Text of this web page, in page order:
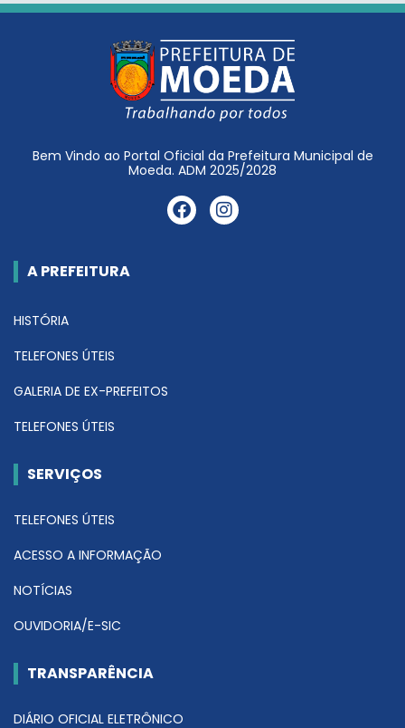
Bem Vindo ao Portal Oficial da Prefeitura Municipal de
Moeda. ADM 2025/2028
A PREFEITURA
HISTÓRIA
TELEFONES ÚTEIS
GALERIA DE EX-PREFEITOS
TELEFONES ÚTEIS
SERVIÇOS
TELEFONES ÚTEIS
ACESSO A INFORMAÇÃO
NOTÍCIAS
OUVIDORIA/E-SIC
TRANSPARÊNCIA
DIÁRIO OFICIAL ELETRÔNICO